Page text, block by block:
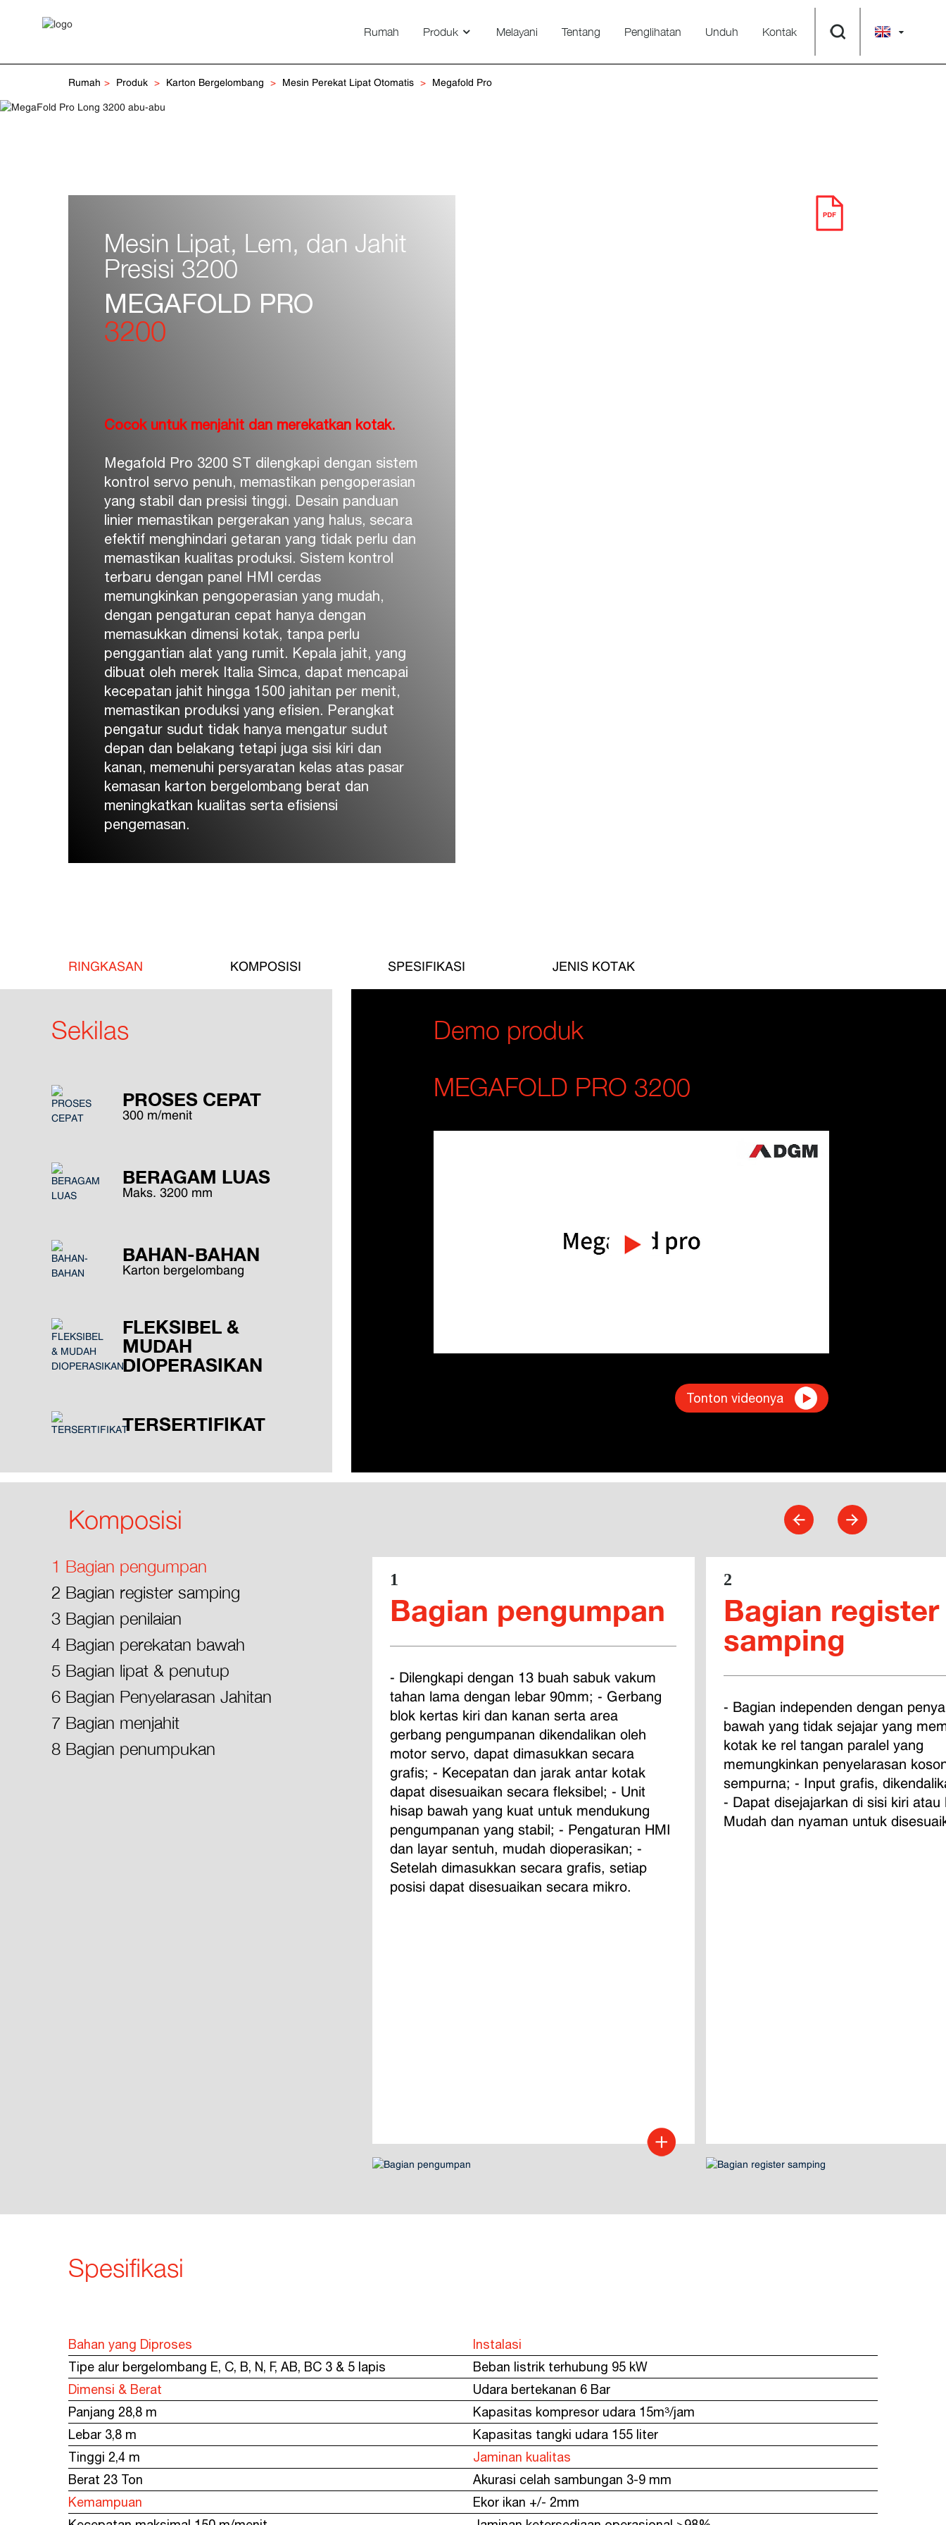
Rumah Produk Melayani Tentang Penglihatan Unduh Kontak
Rumah Produk Karton Bergelombang Mesin Perekat Lipat Otomatis Megafold Pro
Mesin Lipat, Lem, dan Jahit
Presisi 3200
MEGAFOLD PRO
3200
Cocok untuk menjahit dan merekatkan kotak.
Megafold Pro 3200 ST dilengkapi dengan sistem
kontrol servo penuh, memastikan pengoperasian
yang stabil dan presisi tinggi. Desain panduan
linier memastikan pergerakan yang halus, secara
efektif menghindari getaran yang tidak perlu dan
memastikan kualitas produksi. Sistem kontrol
terbaru dengan panel HMI cerdas
memungkinkan pengoperasian yang mudah,
dengan pengaturan cepat hanya dengan
memasukkan dimensi kotak, tanpa perlu
penggantian alat yang rumit. Kepala jahit, yang
dibuat oleh merek Italia Simca, dapat mencapai
kecepatan jahit hingga 1500 jahitan per menit,
memastikan produksi yang efisien. Perangkat
pengatur sudut tidak hanya mengatur sudut
depan dan belakang tetapi juga sisi kiri dan
kanan, memenuhi persyaratan kelas atas pasar
kemasan karton bergelombang berat dan
meningkatkan kualitas serta efisiensi
pengemasan.
RINGKASAN KOMPOSISI SPESIFIKASI JENIS KOTAK
Sekilas
PROSES CEPAT
300 m/menit
BERAGAM LUAS
Maks. 3200 mm
BAHAN-BAHAN
Karton bergelombang
FLEKSIBEL &
MUDAH
DIOPERASIKAN
TERSERTIFIKAT
Demo produk
MEGAFOLD PRO 3200
Tonton videonya
Komposisi
1 Bagian pengumpan
2 Bagian register samping
3 Bagian penilaian
4 Bagian perekatan bawah
5 Bagian lipat & penutup
6 Bagian Penyelarasan Jahitan
7 Bagian menjahit
8 Bagian penumpukan
1
Bagian pengumpan
- Dilengkapi dengan 13 buah sabuk vakum
tahan lama dengan lebar 90mm; - Gerbang
blok kertas kiri dan kanan serta area
gerbang pengumpanan dikendalikan oleh
motor servo, dapat dimasukkan secara
grafis; - Kecepatan dan jarak antar kotak
dapat disesuaikan secara fleksibel; - Unit
hisap bawah yang kuat untuk mendukung
pengumpanan yang stabil; - Pengaturan HMI
dan layar sentuh, mudah dioperasikan; -
Setelah dimasukkan secara grafis, setiap
posisi dapat disesuaikan secara mikro.
2
Bagian register
samping
- Bagian independen dengan
bawah yang tidak sejajar yang
kotak ke rel tangan paralel yang
memungkinkan penyelarasan
sempurna; - Input grafis,
- Dapat disejajarkan di sisi kiri
Mudah dan nyaman untuk
Spesifikasi
Bahan yang Diproses
Tipe alur bergelombang E, C, B, N, F, AB, BC 3 & 5 lapis
Dimensi & Berat
Panjang 28,8 m
Lebar 3,8 m
Tinggi 2,4 m
Berat 23 Ton
Kemampuan
Instalasi
Beban listrik terhubung 95 kW
Udara bertekanan 6 Bar
Kapasitas kompresor udara 15m³/jam
Kapasitas tangki udara 155 liter
Jaminan kualitas
Akurasi celah sambungan 3-9 mm
Ekor ikan +/- 2mm